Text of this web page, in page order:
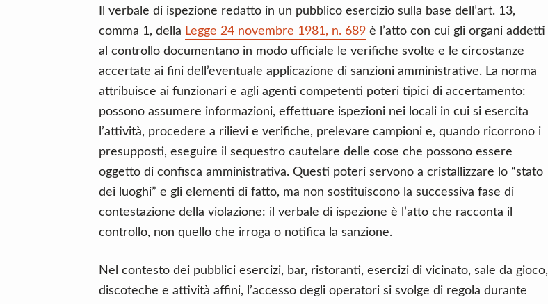
Il verbale di ispezione redatto in un pubblico esercizio sulla base dell’art. 13,
comma 1, della Legge 24 novembre 1981, n. 689 è l’atto con cui gli organi addetti
al controllo documentano in modo ufficiale le verifiche svolte e le circostanze
accertate ai fini dell’eventuale applicazione di sanzioni amministrative. La norma
attribuisce ai funzionari e agli agenti competenti poteri tipici di accertamento:
possono assumere informazioni, effettuare ispezioni nei locali in cui si esercita
l’attività, procedere a rilievi e verifiche, prelevare campioni e, quando ricorrono i
presupposti, eseguire il sequestro cautelare delle cose che possono essere
oggetto di confisca amministrativa. Questi poteri servono a cristallizzare lo “stato
dei luoghi” e gli elementi di fatto, ma non sostituiscono la successiva fase di
contestazione della violazione: il verbale di ispezione è l’atto che racconta il
controllo, non quello che irroga o notifica la sanzione.
Nel contesto dei pubblici esercizi, bar, ristoranti, esercizi di vicinato, sale da gioco,
discoteche e attività affini, l’accesso degli operatori si svolge di regola durante